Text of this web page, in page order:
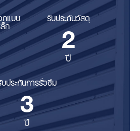
แบบ
ก
รับประกันวัสดุ
2
ปี
ประกันการรั่วซึม
3
ปี